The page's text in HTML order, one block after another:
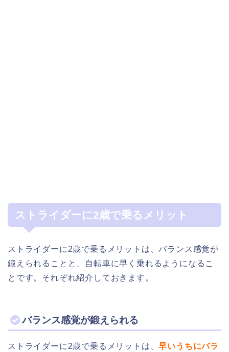
ストライダーに2歳で乗るメリット
ストライダーに2歳で乗るメリットは、バランス感覚が
鍛えられることと、自転車に早く乗れるようになるこ
とです。それぞれ紹介しておきます。
バランス感覚が鍛えられる
ストライダーに2歳で乗るメリットは、早いうちにバラ